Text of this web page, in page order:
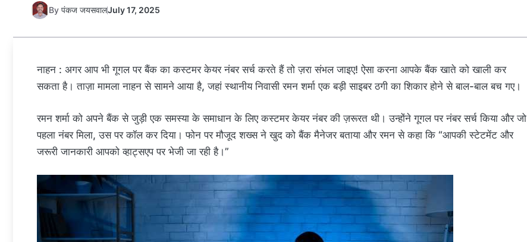
By पंकज जयसवालJuly 17, 2025
नाहन : अगर आप भी गूगल पर बैंक का कस्टमर केयर नंबर सर्च करते हैं तो ज़रा संभल जाइए! ऐसा करना आपके बैंक खाते को खाली कर
सकता है। ताज़ा मामला नाहन से सामने आया है, जहां स्थानीय निवासी रमन शर्मा एक बड़ी साइबर ठगी का शिकार होने से बाल-बाल बच गए।
रमन शर्मा को अपने बैंक से जुड़ी एक समस्या के समाधान के लिए कस्टमर केयर नंबर की ज़रूरत थी। उन्होंने गूगल पर नंबर सर्च किया और जो
पहला नंबर मिला, उस पर कॉल कर दिया। फोन पर मौजूद शख्स ने खुद को बैंक मैनेजर बताया और रमन से कहा कि “आपकी स्टेटमेंट और
जरूरी जानकारी आपको व्हाट्सएप पर भेजी जा रही है।”